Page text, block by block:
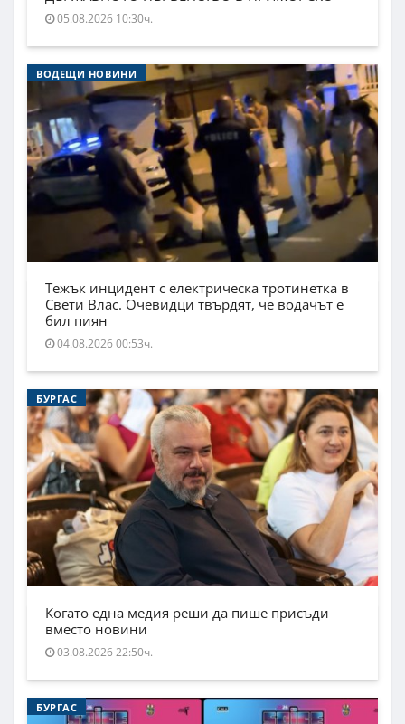
05.08.2026 10:30ч.
ВОДЕЩИ НОВИНИ
Тежък инцидент с електрическа тротинетка в
Свети Влас. Очевидци твърдят, че водачът е
бил пиян
04.08.2026 00:53ч.
БУРГАС
Когато една медия реши да пише присъди
вместо новини
03.08.2026 22:50ч.
БУРГАС